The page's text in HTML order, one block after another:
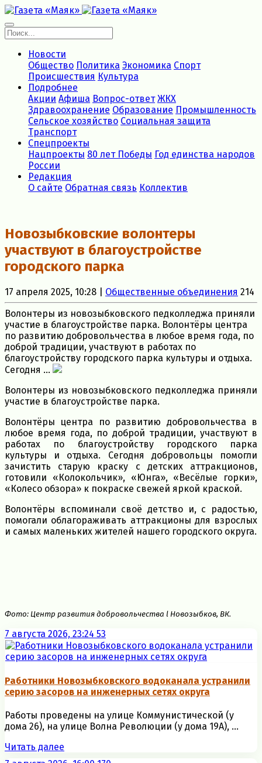
Новости
Общество Политика Экономика Спорт
Происшествия Культура
Подробнее
Акции Афиша Вопрос-ответ ЖКХ
Здравоохранение Образование Промышленность
Сельское хозяйство Социальная защита
Транспорт
Спецпроекты
Нацпроекты 80 лет Победы Год единства народов
России
Редакция
О сайте Обратная связь Коллектив
Новозыбковские волонтеры
участвуют в благоустройстве
городского парка
17 апреля 2025, 10:28 | Общественные объединения 214
Волонтеры из новозыбковского педколледжа приняли
участие в благоустройстве парка. Волонтёры центра
по развитию добровольчества в любое время года, по
доброй традиции, участвуют в работах по
благоустройству городского парка культуры и отдыха.
Сегодня ...
Волонтеры из новозыбковского педколледжа приняли
участие в благоустройстве парка.
Волонтёры центра по развитию добровольчества в
любое время года, по доброй традиции, участвуют в
работах по благоустройству городского парка
культуры и отдыха. Сегодня добровольцы помогли
зачистить старую краску с детских аттракционов,
готовили «Колокольчик», «Юнга», «Весёлые горки»,
«Колесо обзора» к покраске свежей яркой краской.
Волонтёры вспоминали своё детство и, с радостью,
помогали облагораживать аттракционы для взрослых
и самых маленьких жителей нашего городского округа.
Фото: Центр развития добровольчества l Новозыбков, ВК.
7 августа 2026, 23:24 53
Работники Новозыбковского водоканала устранили
серию засоров на инженерных сетях округа
Работы проведены на улице Коммунистической (у
дома 26), на улице Волна Революции (у дома 19А), ...
Читать далее